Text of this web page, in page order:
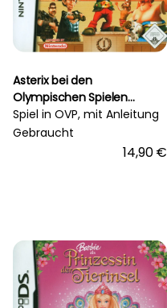
Asterix bei den
Olympischen Spielen
[Nintendo DS]
Spiel in OVP, mit Anleitung
Gebraucht
14,90 €